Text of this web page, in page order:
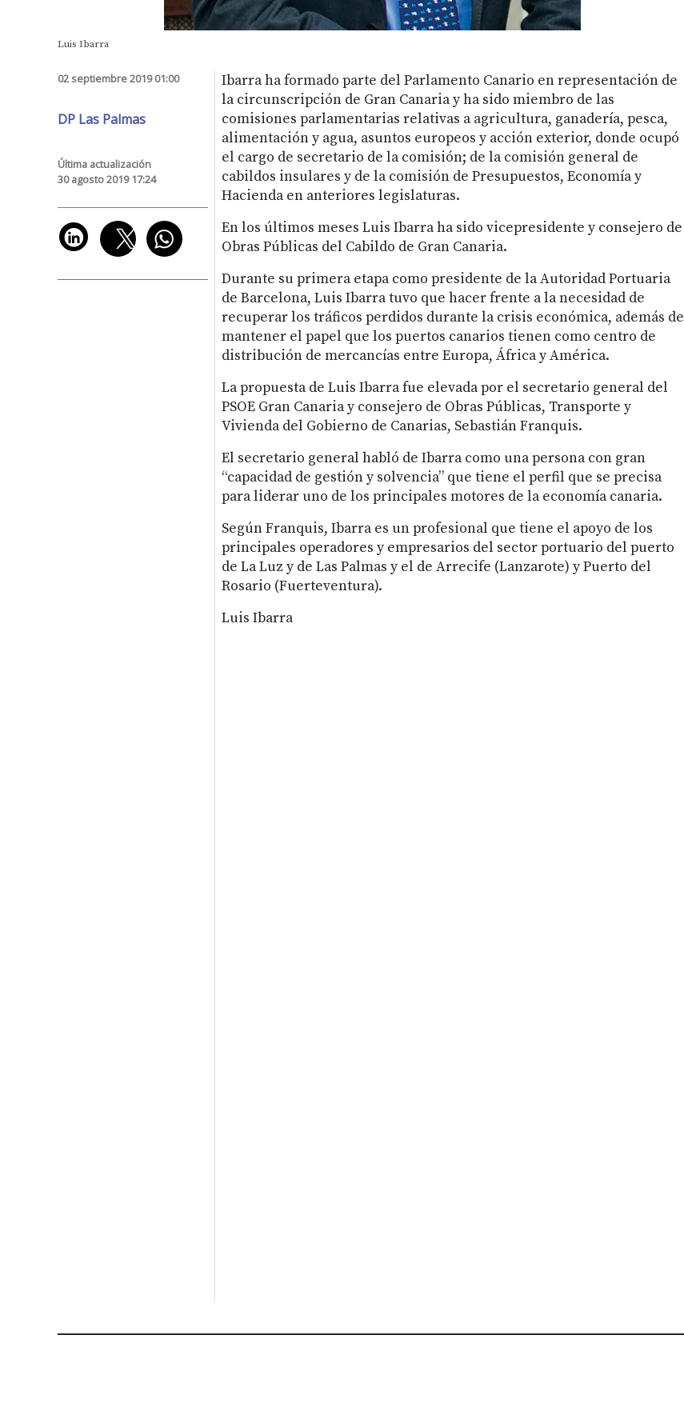
Luis Ibarra
02 septiembre 2019 01:00
DP Las Palmas
Última actualización
30 agosto 2019 17:24
Ibarra ha formado parte del Parlamento Canario en representación de
la circunscripción de Gran Canaria y ha sido miembro de las
comisiones parlamentarias relativas a agricultura, ganadería, pesca,
alimentación y agua, asuntos europeos y acción exterior, donde ocupó
el cargo de secretario de la comisión; de la comisión general de
cabildos insulares y de la comisión de Presupuestos, Economía y
Hacienda en anteriores legislaturas.
En los últimos meses Luis Ibarra ha sido vicepresidente y consejero de
Obras Públicas del Cabildo de Gran Canaria.
Durante su primera etapa como presidente de la Autoridad Portuaria
de Barcelona, Luis Ibarra tuvo que hacer frente a la necesidad de
recuperar los tráficos perdidos durante la crisis económica, además de
mantener el papel que los puertos canarios tienen como centro de
distribución de mercancías entre Europa, África y América.
La propuesta de Luis Ibarra fue elevada por el secretario general del
PSOE Gran Canaria y consejero de Obras Públicas, Transporte y
Vivienda del Gobierno de Canarias, Sebastián Franquis.
El secretario general habló de Ibarra como una persona con gran
“capacidad de gestión y solvencia” que tiene el perfil que se precisa
para liderar uno de los principales motores de la economía canaria.
Según Franquis, Ibarra es un profesional que tiene el apoyo de los
principales operadores y empresarios del sector portuario del puerto
de La Luz y de Las Palmas y el de Arrecife (Lanzarote) y Puerto del
Rosario (Fuerteventura).
Luis Ibarra